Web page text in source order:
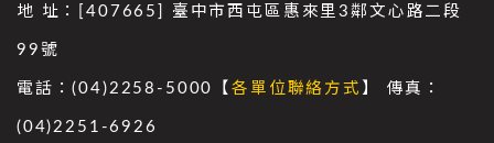
地 址：[407665] 臺中市西屯區惠來里3鄰文心路二段
99號
電話：(04)2258-5000【各單位聯絡方式 】 傳真：
(04)2251-6926